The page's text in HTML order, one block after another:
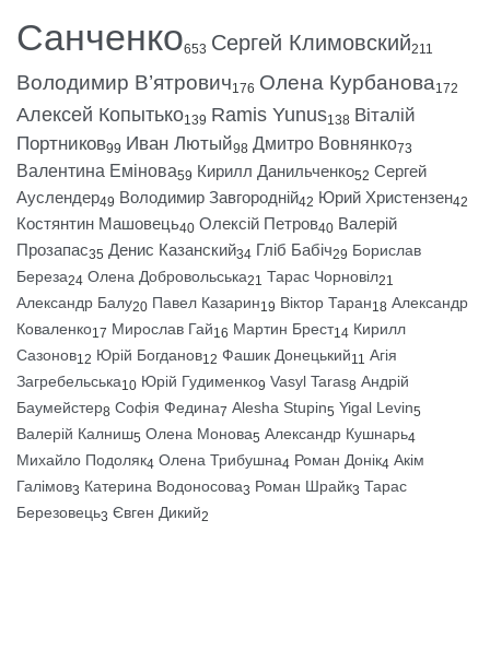
Санченко653 Сергей Климовский211
Володимир В’ятрович176 Олена Курбанова172
Алексей Копытько139 Ramis Yunus138 Віталій
Портников99 Иван Лютый98 Дмитро Вовнянко73
Валентина Емінова59 Кирилл Данильченко52 Сергей
Ауслендер49 Володимир Завгородній42 Юрий Христензен42
Костянтин Машовець40 Олексій Петров40 Валерій
Прозапас35 Денис Казанский34 Гліб Бабіч29 Борислав
Береза24 Олена Добровольська21 Тарас Чорновіл21
Александр Балу20 Павел Казарин19 Віктор Таран18 Александр
Коваленко17 Мирослав Гай16 Мартин Брест14 Кирилл
Сазонов12 Юрій Богданов12 Фашик Донецький11 Агія
Загребельська10 Юрій Гудименко9 Vasyl Taras8 Андрій
Баумейстер8 Софія Федина7 Alesha Stupin5 Yigal Levin5
Валерій Калниш5 Олена Монова5 Александр Кушнарь4
Михайло Подоляк4 Олена Трибушна4 Роман Донік4 Акім
Галімов3 Катерина Водоносова3 Роман Шрайк3 Тарас
Березовець3 Євген Дикий2